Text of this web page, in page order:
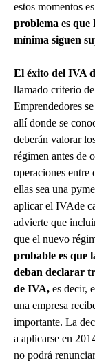
estos momentos
problema es que
mínima siguen
El éxito del IVA
llamado criterio
Emprendedores
allí donde se
deberán valorar
régimen antes de
operaciones entre
ellas sea una
aplicar el IVAde
advierte que
que el nuevo
probable es que
deban declarar
de IVA, es decir,
una empresa
importante. La
a aplicarse en
no podrá